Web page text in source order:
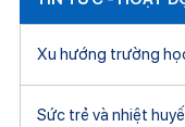
Xu hướng trường
Sức trẻ và nhiệt